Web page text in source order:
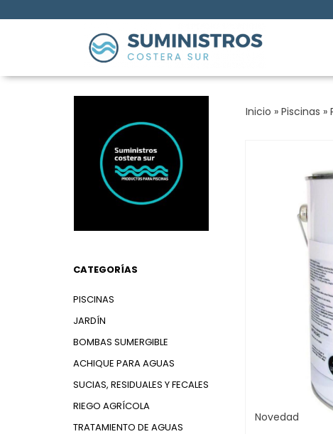
CATEGORÍAS
PISCINAS
JARDÍN
BOMBAS SUMERGIBLE
ACHIQUE PARA AGUAS
SUCIAS, RESIDUALES Y FECALES
RIEGO AGRÍCOLA
TRATAMIENTO DE AGUAS
Inicio » Piscinas »
Novedad